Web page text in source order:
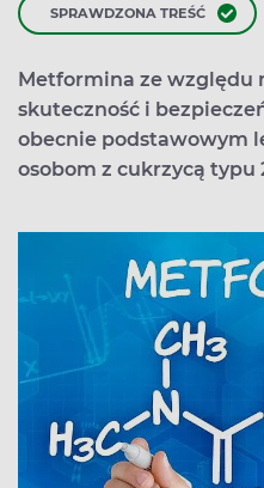
SPRAWDZONA TREŚĆ
Metformina ze względu
skuteczność i
obecnie podstawowym
osobom z cukrzycą typu